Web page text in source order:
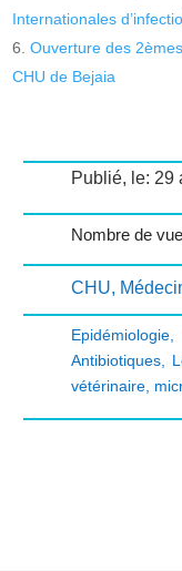
Internationales
Ouverture des
CHU de Bejaia
Publié, le: 29
Nombre de
CHU,
Epidémiologie,
Antibiotiques,
vétérinaire,